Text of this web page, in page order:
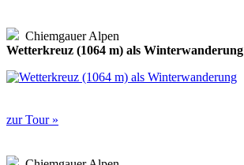
Chiemgauer Alpen
Wetterkreuz (1064 m) als Winterwanderung
zur Tour »